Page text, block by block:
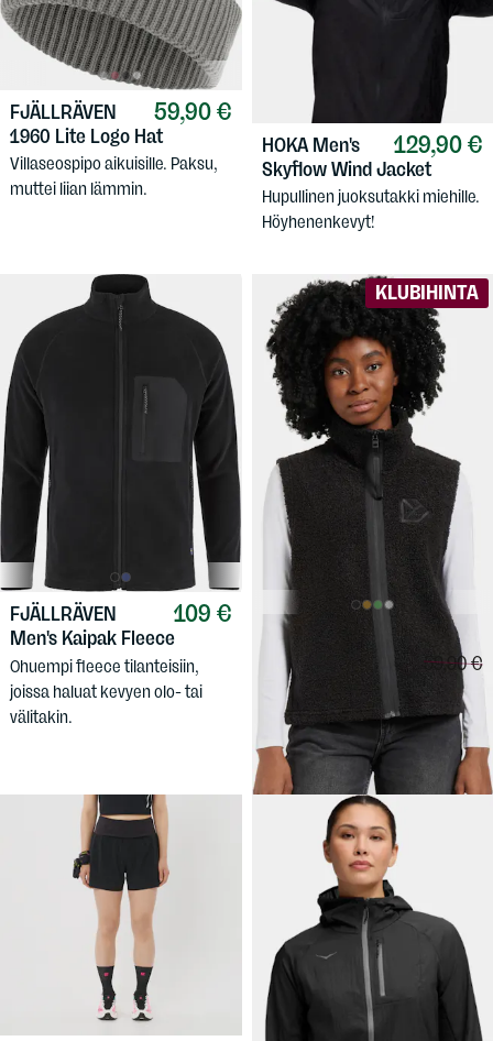
59,90 €
FJÄLLRÄVEN
1960 Lite Logo Hat
Villaseospipo aikuisille. Paksu,
muttei liian lämmin.
129,90 €
HOKAMen's
Skyflow Wind Jacket
Hupullinen juoksutakki miehille.
Höyhenenkevyt!
109 €
FJÄLLRÄVEN
Men's Kaipak Fleece
Ohuempi fleece tilanteisiin,
joissa haluat kevyen olo- tai
välitakin.
KLUBIHINTA
47,92 €
59,90 €
DIDRIKSONS
Women's Kiana
Vest
Lämmin ja hauskan näköinen
pörröfleeceliivi naisille.